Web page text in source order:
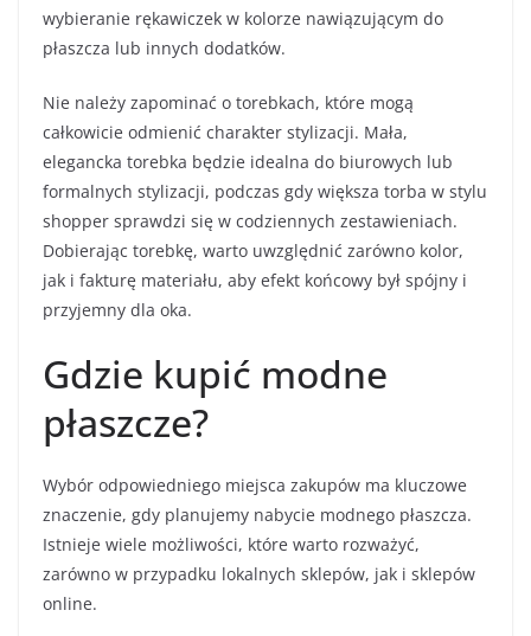
wybieranie rękawiczek w kolorze nawiązującym do
płaszcza lub innych dodatków.
Nie należy zapominać o torebkach, które mogą
całkowicie odmienić charakter stylizacji. Mała,
elegancka torebka będzie idealna do biurowych lub
formalnych stylizacji, podczas gdy większa torba w stylu
shopper sprawdzi się w codziennych zestawieniach.
Dobierając torebkę, warto uwzględnić zarówno kolor,
jak i fakturę materiału, aby efekt końcowy był spójny i
przyjemny dla oka.
Gdzie kupić modne
płaszcze?
Wybór odpowiedniego miejsca zakupów ma kluczowe
znaczenie, gdy planujemy nabycie modnego płaszcza.
Istnieje wiele możliwości, które warto rozważyć,
zarówno w przypadku lokalnych sklepów, jak i sklepów
online.